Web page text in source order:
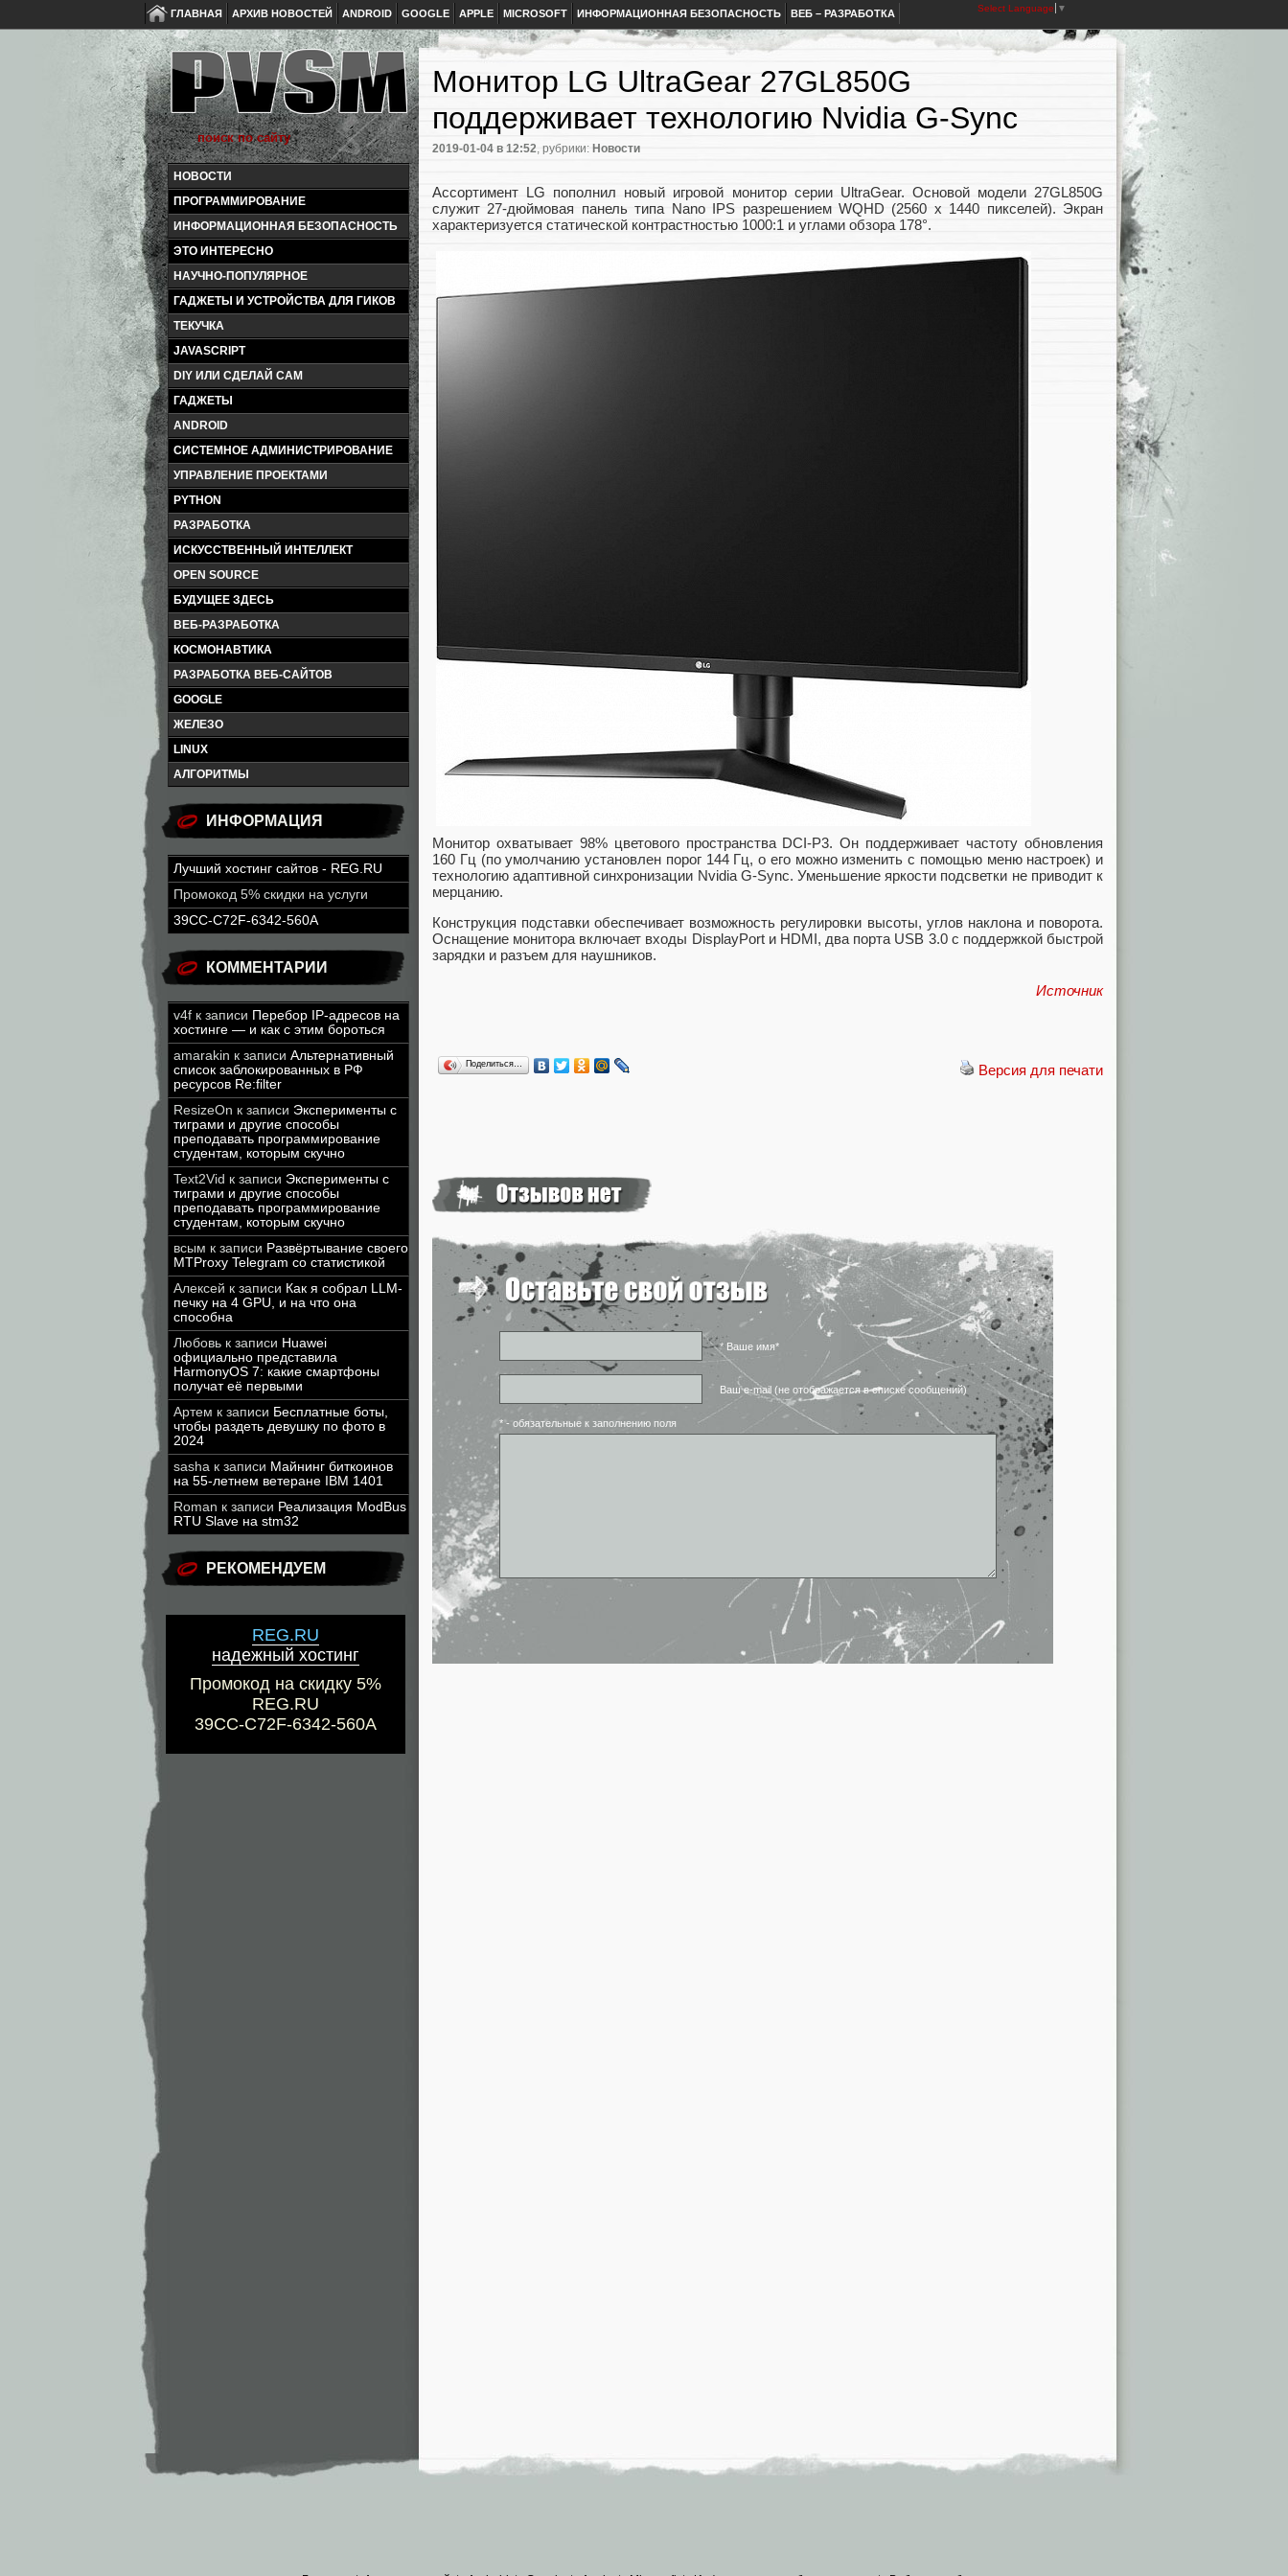
ГЛАВНАЯ АРХИВ НОВОСТЕЙ ANDROID GOOGLE APPLE MICROSOFT ИНФОРМАЦИОННАЯ БЕЗОПАСНОСТЬ ВЕБ – РАЗРАБОТКА Select Language ▼
НОВОСТИ
ПРОГРАММИРОВАНИЕ
ИНФОРМАЦИОННАЯ БЕЗОПАСНОСТЬ
ЭТО ИНТЕРЕСНО
НАУЧНО-ПОПУЛЯРНОЕ
ГАДЖЕТЫ И УСТРОЙСТВА ДЛЯ ГИКОВ
ТЕКУЧКА
JAVASCRIPT
DIY ИЛИ СДЕЛАЙ САМ
ГАДЖЕТЫ
ANDROID
СИСТЕМНОЕ АДМИНИСТРИРОВАНИЕ
УПРАВЛЕНИЕ ПРОЕКТАМИ
PYTHON
РАЗРАБОТКА
ИСКУССТВЕННЫЙ ИНТЕЛЛЕКТ
OPEN SOURCE
БУДУЩЕЕ ЗДЕСЬ
ВЕБ-РАЗРАБОТКА
КОСМОНАВТИКА
РАЗРАБОТКА ВЕБ-САЙТОВ
GOOGLE
ЖЕЛЕЗО
LINUX
АЛГОРИТМЫ
ИНФОРМАЦИЯ
Лучший хостинг сайтов - REG.RU
Промокод 5% скидки на услуги
39CC-C72F-6342-560A
КОММЕНТАРИИ
v4f к записи Перебор IP-адресов на
хостинге — и как с этим бороться
amarakin к записи Альтернативный
список заблокированных в РФ
ресурсов Re:filter
ResizeOn к записи Эксперименты с
тиграми и другие способы
преподавать программирование
студентам, которым скучно
Text2Vid к записи Эксперименты с
тиграми и другие способы
преподавать программирование
студентам, которым скучно
всым к записи Развёртывание своего
MTProxy Telegram со статистикой
Алексей к записи Как я собрал LLM-
печку на 4 GPU, и на что она
способна
Любовь к записи Huawei
официально представила
HarmonyOS 7: какие смартфоны
получат её первыми
Артем к записи Бесплатные боты,
чтобы раздеть девушку по фото в
2024
sasha к записи Майнинг биткоинов
на 55-летнем ветеране IBM 1401
Roman к записи Реализация ModBus
RTU Slave на stm32
РЕКОМЕНДУЕМ
REG.RU
надежный хостинг
Промокод на скидку 5%
REG.RU
39CC-C72F-6342-560A
Монитор LG UltraGear 27GL850G
поддерживает технологию Nvidia G-Sync
2019-01-04 в 12:52, рубрики: Новости
Ассортимент LG пополнил новый игровой монитор серии UltraGear. Основой модели 27GL850G
служит 27-дюймовая панель типа Nano IPS разрешением WQHD (2560 x 1440 пикселей). Экран
характеризуется статической контрастностью 1000:1 и углами обзора 178°.
Монитор охватывает 98% цветового пространства DCI-P3. Он поддерживает частоту обновления
160 Гц (по умолчанию установлен порог 144 Гц, о его можно изменить с помощью меню настроек) и
технологию адаптивной синхронизации Nvidia G-Sync. Уменьшение яркости подсветки не приводит к
мерцанию.
Конструкция подставки обеспечивает возможность регулировки высоты, углов наклона и поворота.
Оснащение монитора включает входы DisplayPort и HDMI, два порта USB 3.0 с поддержкой быстрой
зарядки и разъем для наушников.
Источник
Версия для печати
Поделиться…
* Ваше имя*
Ваш e-mail (не отображается в списке сообщений)
* - обязательные к заполнению поля